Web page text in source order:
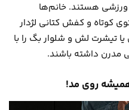
هستند. خانم‌ها
کوتاه و کفش کتانی لژدار
یا تیشرت لش و شلوار بگ را با
مدرن داشته باشند.